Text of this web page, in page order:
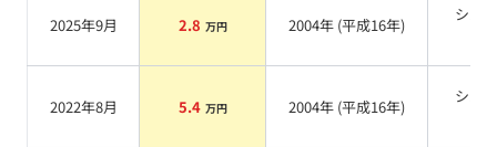
2025年9月 2.8 万円 2004年 (平成16年)
シル
2022年8月 5.4 万円 2004年 (平成16年)
シル